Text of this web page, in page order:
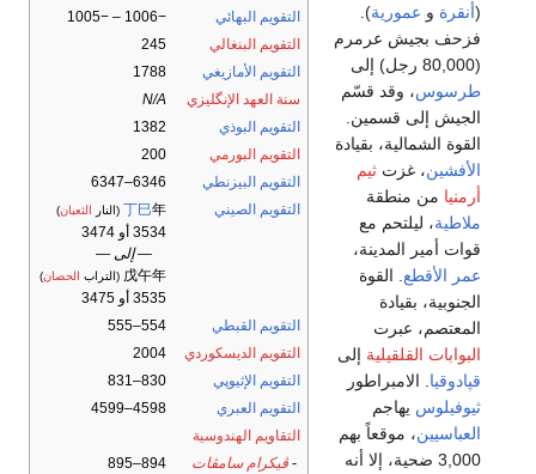
التقويم البهائي
−1006 – −1005
التقويم البنغالي
245
التقويم الأمازيغي
1788
سنة العهد الإنگليزي
N/A
التقويم البوذي
1382
التقويم البورمي
200
التقويم البيزنطي
6346–6347
التقويم الصيني
丁巳年 (النار الثعبان)
3534 أو 3474
— إلى —
戊午年 (التراب الحصان)
3535 أو 3475
التقويم القبطي
554–555
التقويم الديسكوردي
2004
التقويم الإثيوپي
830–831
التقويم العبري
4598–4599
التقاويم الهندوسية
- ڤيكرام سامڤات
894–895
(أنقرة و عمورية).
فزحف بجيش عرمرم
(80,000 رجل) إلى
طرسوس، وقد قسّم
الجيش إلى قسمين.
القوة الشمالية، بقيادة
الأفشين، غزتثيم
أرمنيا من منطقة
ملاطية، ليلتحم مع
قوات أمير المدينة،
عمر الأقطع . القوة
الجنوبية، بقيادة
المعتصم، عبرت
البوابات القلقيلية إلى
قپادوقيا . الامبراطور
ثيوفيلوس يهاجم
العباسيين، موقعاً بهم
3,000 ضحية، إلا أنه